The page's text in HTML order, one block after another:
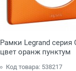
Рамки Legrand серия
цвет оранж пунктум
Код товара: 538217